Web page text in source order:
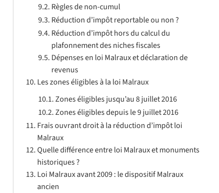
Règles de non-cumul
Réduction d’impôt reportable ou non ?
Réduction d’impôt hors du calcul du
plafonnement des niches fiscales
Dépenses en loi Malraux et déclaration de
revenus
Les zones éligibles à la loi Malraux
Zones éligibles jusqu’au 8 juillet 2016
Zones éligibles depuis le 9 juillet 2016
Frais ouvrant droit à la réduction d’impôt loi
Malraux
Quelle différence entre loi Malraux et monuments
historiques ?
Loi Malraux avant 2009 : le dispositif Malraux
ancien